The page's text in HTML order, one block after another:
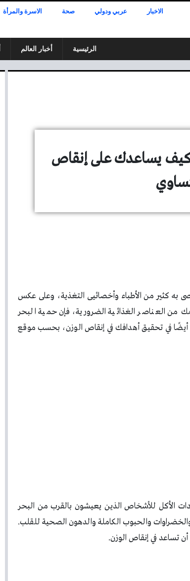
الاخبار عربي ودولي صحة الاسرة والمرأة
الرئيسية أخبار العالم
كيف يساعدك على إنقاص
به كثير من الأطباء وأخصائيى التغذية، وعلى عكس
من العناصر الغذائية الضرورية، فإن حمية البحر
أيضًا في تحقيق أهدافك في إنقاص الوزن، بحسب موقع
الأكل للأشخاص الذين يعيشون بالقرب من البحر
والحبوب الكاملة والدهون الصحية للقلب.
تساعد في إنقاص الوزن.